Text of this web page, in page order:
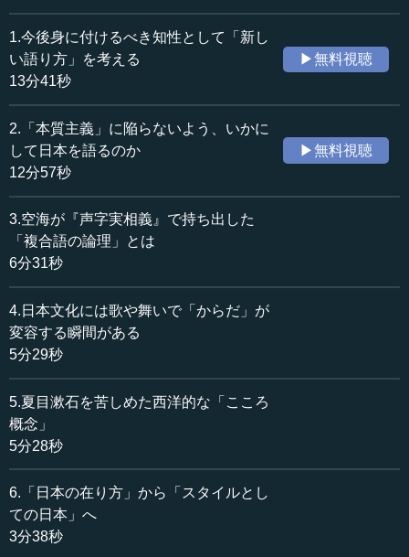
方、日本の語り方」より、全9話中第4話）
収録日：2019年2月14日
追加日：2019年7月31日
カテゴリー：
哲学・思想
≪全文≫
●日本文化には歌や舞いで「からだ」が変容を遂げる
瞬間がある
第2部は「〈からだ〉を解き放つ」です。われわれは、か
らだも一つの物体的なもの、他から切り離されているもの
として考えます。でも、本当にそうなのか。からだという
のは、そういう物質的・生物学的なアルゴリズムに支配さ
れるだけの存在なのか。そうではないのではないか。から
だは、もう少し広い広がりを持ってしまっているものでは
ないかを問うていきます。
例えば、歌うとか舞うということ。本書冒頭に、小林康
夫氏がインドで踊らせた踊りが恐ろしいことを引き起こし
たエピソードがあるとお話ししました。われわれは、「そ
れはたまたまでしょう」「たまたまそういう天気だったか
私たちは古来、歌ったり舞ったりしてきました。あれは
本当は何をしているのでしょうか。別に歌おうが舞おう
1.今後身に付けるべき知性として「新し
い語り方」を考える
13分41秒
▶無料視聴
2.「本質主義」に陥らないよう、いかに
して日本を語るのか
12分57秒
▶無料視聴
3.空海が『声字実相義』で持ち出した
「複合語の論理」とは
6分31秒
4.日本文化には歌や舞いで「からだ」が
変容する瞬間がある
5分29秒
5.夏目漱石を苦しめた西洋的な「こころ
概念」
5分28秒
6.「日本の在り方」から「スタイルとし
ての日本」へ
3分38秒